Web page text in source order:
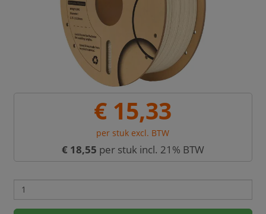
€ 15,33
per stuk excl. BTW
€ 18,55 per stuk incl. 21% BTW